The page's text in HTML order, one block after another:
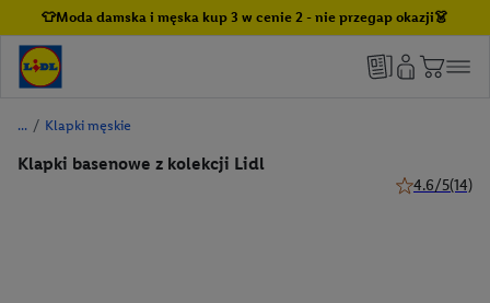
👕Moda damska i męska kup 3 w cenie 2 - nie przegap okazji👗
/ Klapki męskie
Klapki basenowe z kolekcji Lidl
4.6/5(14)